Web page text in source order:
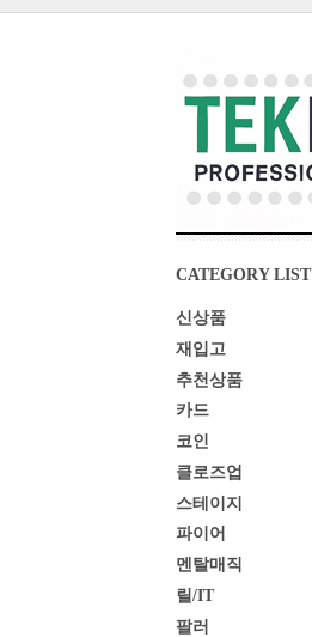
CATEGORY LIST
신상품
재입고
추천상품
카드
코인
클로즈업
스테이지
파이어
멘탈매직
릴/IT
팔러